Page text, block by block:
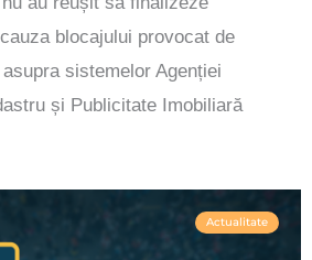
blocajului provocat de
sistemelor Agenției
și Publicitate Imobiliară
Actualitate